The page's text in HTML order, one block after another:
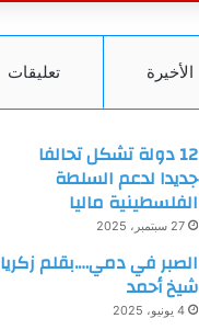
الأخيرة تعليقات
12 دولة تشكل تحالفا
جديدا لدعم السلطة
الفلسطينية ماليا
27 سبتمبر، 2025
الصبر في دمي….بقلم زكريا
شيخ أحمد
4 يونيو، 2025